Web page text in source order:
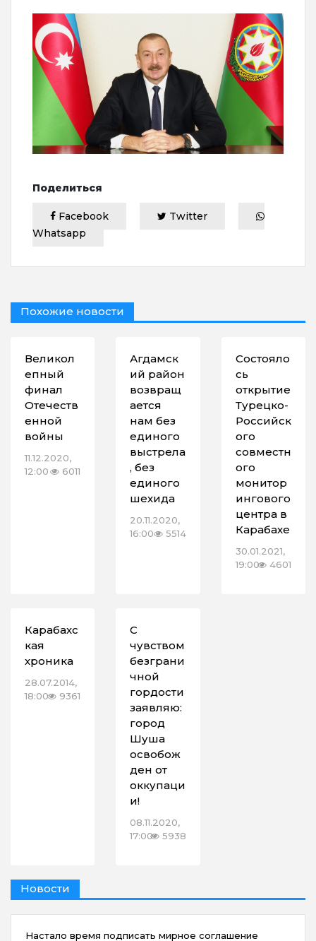
Поделиться
Facebook
Twitter
Whatsapp
Похожие новости
Великол
епный
финал
Отечеств
енной
войны
11.12.2020,
12:00
6011
Агдамск
ий район
возвращ
ается
нам без
единого
выстрела
, без
единого
шехида
20.11.2020,
16:00
5514
Состояло
сь
открытие
Турецко-
Российск
ого
совместн
ого
монитор
ингового
центра в
Карабахе
30.01.2021,
19:00
4601
Карабахс
кая
хроника
28.07.2014,
18:00
9361
С
чувством
безграни
чной
гордости
заявляю:
город
Шуша
освобож
ден от
оккупаци
и!
08.11.2020,
17:00 5938
Новости
Настало время подписать мирное соглашение